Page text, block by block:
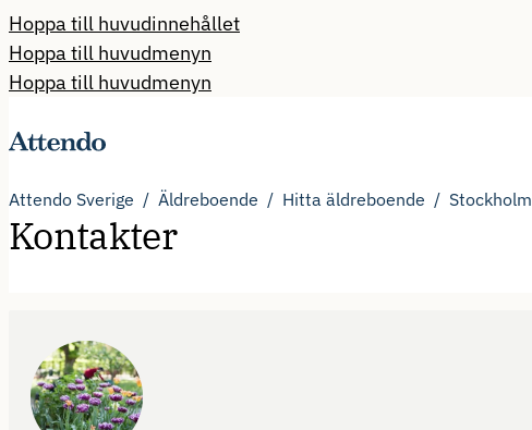
Hoppa till huvudinnehållet
Hoppa till huvudmenyn
Hoppa till huvudmenyn
Attendo Sverige Äldreboende Hitta äldreboende Stockholm
Kontakter